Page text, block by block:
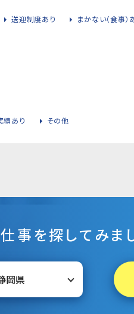
送迎制度あり
まかない（食事）
績あり その他
事を探してみま